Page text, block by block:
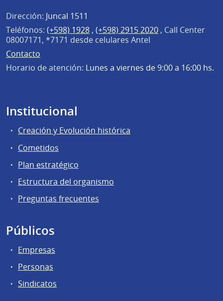
Dirección: Juncal 1511
Teléfonos: (+598) 1928 , (+598) 2915 2020 , Call Center
08007171, *7171 desde celulares Antel
Contacto
Horario de atención: Lunes a viernes de 9:00 a 16:00 hs.
Institucional
Creación y Evolución histórica
Cometidos
Plan estratégico
Estructura del organismo
Preguntas frecuentes
Públicos
Empresas
Personas
Sindicatos